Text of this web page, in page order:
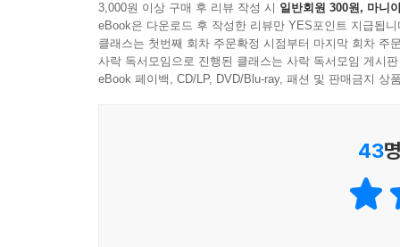
다. 다만 2023년 이후 입주물량이 늘어나 미분양
시적으로 늘어난다. 또 2028년 이후 3기 신도시
사업자의 등록임대(4년 단기임대) 아파트 자동말
돌아설 예정이다.
2~4년 지속될 하락장을 감당할 수 있다면 세대
이 된다면 거주주택 외에 생활권별 대장주가 될
3,000원 이상 구매 후 리뷰 작성 시 일반회원 300원, 마니
eBook은 다운로드 후 작성한 리뷰만 YES포인트 지급됩니
클래스는 첫번째 회차 주문확정 시점부터 마지막 회차 주
사락 독서모임으로 진행된 클래스는 사락 독서모임 게시
eBook 페이백, CD/LP, DVD/Blu-ray, 패션 및 판매금지 상
43